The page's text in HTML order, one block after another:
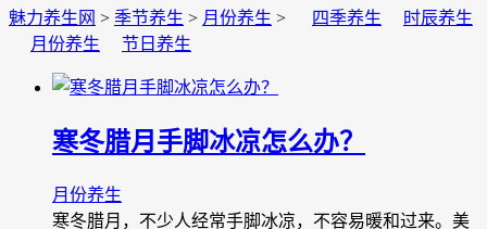
魅力养生网 > 季节养生 > 月份养生 > 四季养生
时辰养生
月份养生
节日养生
寒冬腊月手脚冰凉怎么办？
月份养生
寒冬腊月，不少人经常手脚冰凉，不容易暖和过来。美